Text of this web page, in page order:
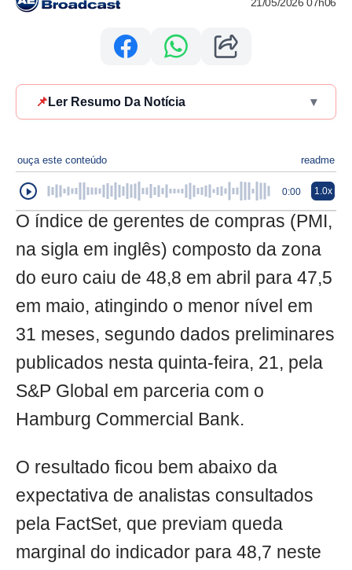
📌 Ler Resumo Da Notícia ▾
ouça este conteúdo readme
0:00 1.0x
O índice de gerentes de compras (PMI,
na sigla em inglês) composto da zona
do euro caiu de 48,8 em abril para 47,5
em maio, atingindo o menor nível em
31 meses, segundo dados preliminares
publicados nesta quinta-feira, 21, pela
S&P Global em parceria com o
Hamburg Commercial Bank.
O resultado ficou bem abaixo da
expectativa de analistas consultados
pela FactSet, que previam queda
marginal do indicador para 48,7 neste